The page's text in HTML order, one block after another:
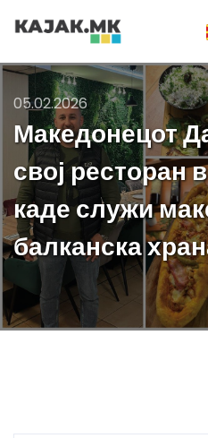
05.02.2026
Македонецот
свој ресторан
каде служи
балканска